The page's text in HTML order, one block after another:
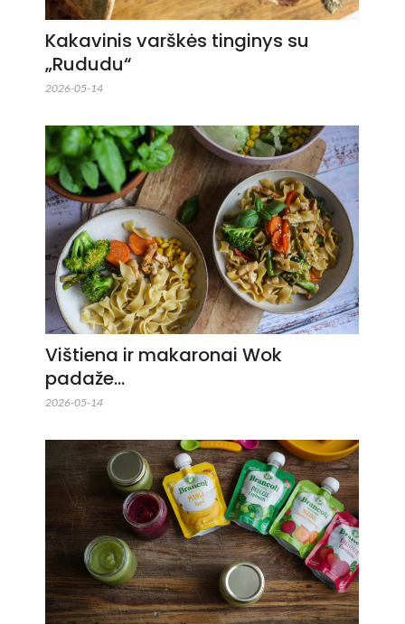
Kakavinis varškės tinginys su
„Rududu“
2026-05-14
Vištiena ir makaronai Wok
padaže…
2026-05-14